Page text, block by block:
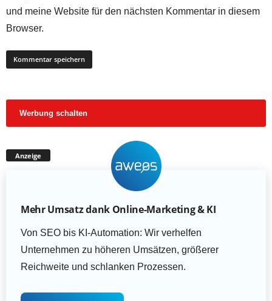
und meine Website für den nächsten Kommentar in diesem
Browser.
Werbung schalten
Anzeige
Mehr Umsatz dank Online-Marketing & KI
Von SEO bis KI-Automation: Wir verhelfen
Unternehmen zu höheren Umsätzen, größerer
Reichweite und schlanken Prozessen.